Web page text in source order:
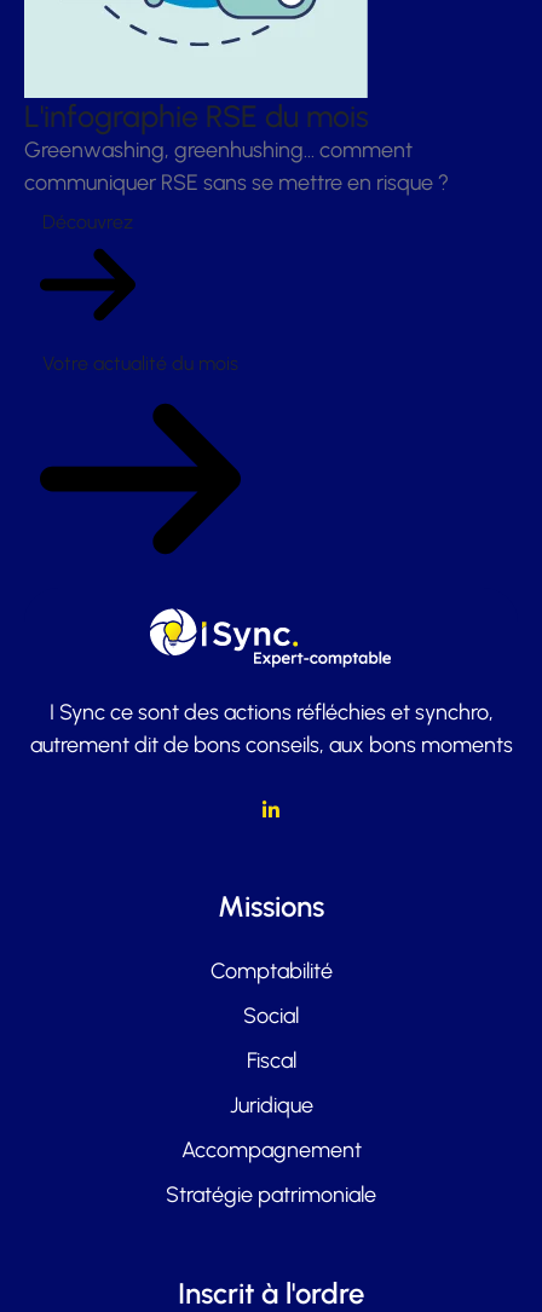
L'infographie RSE du mois
Greenwashing, greenhushing… comment
communiquer RSE sans se mettre en risque ?
Découvrez
Votre actualité du mois
I Sync ce sont des actions réfléchies et synchro,
autrement dit de bons conseils, aux bons moments
Missions
Comptabilité
Social
Fiscal
Juridique
Accompagnement
Stratégie patrimoniale
Inscrit à l'ordre